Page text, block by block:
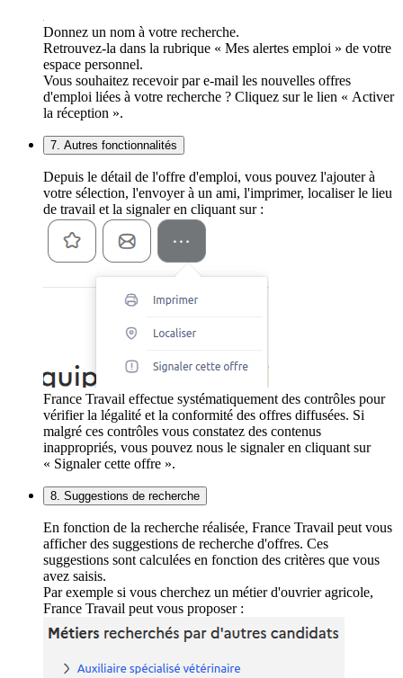
Donnez un nom à votre recherche.
Retrouvez-la dans la rubrique « Mes alertes emploi » de votre
espace personnel.
Vous souhaitez recevoir par e-mail les nouvelles offres
d'emploi liées à votre recherche ? Cliquez sur le lien « Activer
la réception ».
7. Autres fonctionnalités
Depuis le détail de l'offre d'emploi, vous pouvez l'ajouter à
votre sélection, l'envoyer à un ami, l'imprimer, localiser le lieu
de travail et la signaler en cliquant sur :
France Travail effectue systématiquement des contrôles pour
vérifier la légalité et la conformité des offres diffusées. Si
malgré ces contrôles vous constatez des contenus
inappropriés, vous pouvez nous le signaler en cliquant sur
« Signaler cette offre ».
8. Suggestions de recherche
En fonction de la recherche réalisée, France Travail peut vous
afficher des suggestions de recherche d'offres. Ces
suggestions sont calculées en fonction des critères que vous
avez saisis.
Par exemple si vous cherchez un métier d'ouvrier agricole,
France Travail peut vous proposer :